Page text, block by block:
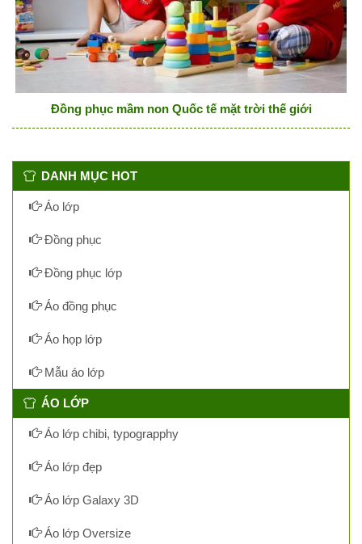
Đồng phục mầm non Quốc tế mặt trời thế giới
DANH MỤC HOT
Áo lớp
Đồng phục
Đồng phục lớp
Áo đồng phục
Áo họp lớp
Mẫu áo lớp
ÁO LỚP
Áo lớp chibi, typograpphy
Áo lớp đẹp
Áo lớp Galaxy 3D
Áo lớp Oversize